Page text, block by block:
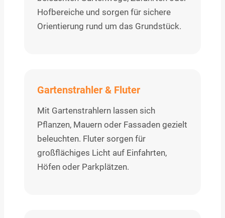
Hofbereiche und sorgen für sichere
Orientierung rund um das Grundstück.
Gartenstrahler & Fluter
Mit Gartenstrahlern lassen sich
Pflanzen, Mauern oder Fassaden gezielt
beleuchten. Fluter sorgen für
großflächiges Licht auf Einfahrten,
Höfen oder Parkplätzen.